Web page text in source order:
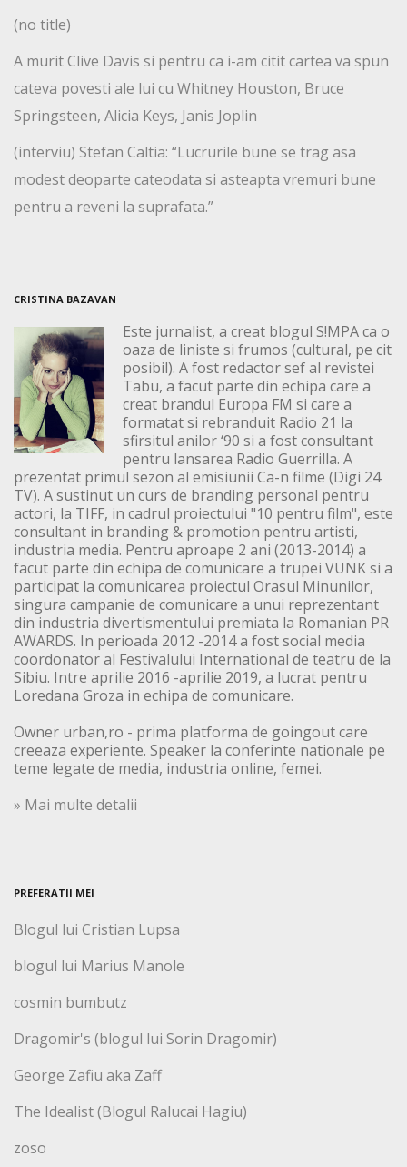
(no title)
A murit Clive Davis si pentru ca i-am citit cartea va spun
cateva povesti ale lui cu Whitney Houston, Bruce
Springsteen, Alicia Keys, Janis Joplin
(interviu) Stefan Caltia: “Lucrurile bune se trag asa
modest deoparte cateodata si asteapta vremuri bune
pentru a reveni la suprafata.”
CRISTINA BAZAVAN
Este jurnalist, a creat blogul S!MPA ca o
oaza de liniste si frumos (cultural, pe cit
posibil). A fost redactor sef al revistei
Tabu, a facut parte din echipa care a
creat brandul Europa FM si care a
formatat si rebranduit Radio 21 la
sfirsitul anilor ‘90 si a fost consultant
pentru lansarea Radio Guerrilla. A
prezentat primul sezon al emisiunii Ca-n filme (Digi 24
TV). A sustinut un curs de branding personal pentru
actori, la TIFF, in cadrul proiectului "10 pentru film", este
consultant in branding & promotion pentru artisti,
industria media. Pentru aproape 2 ani (2013-2014) a
facut parte din echipa de comunicare a trupei VUNK si a
participat la comunicarea proiectul Orasul Minunilor,
singura campanie de comunicare a unui reprezentant
din industria divertismentului premiata la Romanian PR
AWARDS. In perioada 2012 -2014 a fost social media
coordonator al Festivalului International de teatru de la
Sibiu. Intre aprilie 2016 -aprilie 2019, a lucrat pentru
Loredana Groza in echipa de comunicare.
Owner urban,ro - prima platforma de goingout care
creeaza experiente. Speaker la conferinte nationale pe
teme legate de media, industria online, femei.
» Mai multe detalii
PREFERATII MEI
Blogul lui Cristian Lupsa
blogul lui Marius Manole
cosmin bumbutz
Dragomir's (blogul lui Sorin Dragomir)
George Zafiu aka Zaff
The Idealist (Blogul Ralucai Hagiu)
zoso